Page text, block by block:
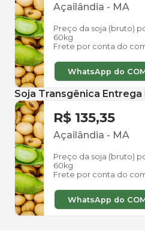
Açailândia - MA
Preço da soja (bruto)
60kg
Frete por conta do
WhatsApp do
Soja Transgênica Entrega
R$ 135,35
Açailândia - MA
Preço da soja (bruto)
60kg
Frete por conta do
WhatsApp do